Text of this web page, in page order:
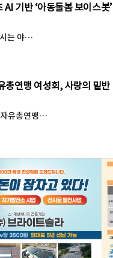
AI 기반 ‘아동돌봄 보이스봇’
는 야…
총연맹 여성회, 사랑의 밑반
유총연맹…